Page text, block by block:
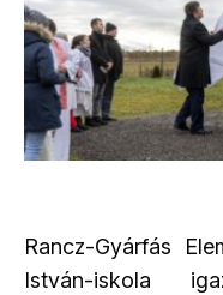
Rancz-Gyárfás
István-iskola